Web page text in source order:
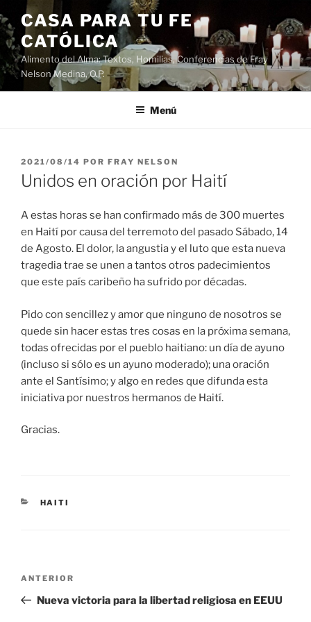
Saltar
al
contenido
CASA PARA TU FE
CATÓLICA
Alimento del Alma: Textos, Homilias, Conferencias de Fray
Nelson Medina, O.P.
Menú
PUBLICADO
EL
2021/08/14 POR FRAY NELSON
Unidos en oración por Haití
A estas horas se han confirmado más de 300 muertes
en Haití por causa del terremoto del pasado Sábado, 14
de Agosto. El dolor, la angustia y el luto que esta nueva
tragedia trae se unen a tantos otros padecimientos
que este país caribeño ha sufrido por décadas.
Pido con sencillez y amor que ninguno de nosotros se
quede sin hacer estas tres cosas en la próxima semana,
todas ofrecidas por el pueblo haitiano: un día de ayuno
(incluso si sólo es un ayuno moderado); una oración
ante el Santísimo; y algo en redes que difunda esta
iniciativa por nuestros hermanos de Haití.
Gracias.
CATEGORÍAS
HAITI
entradas
Entrada
anterior:
ANTERIOR
Nueva victoria para la libertad religiosa en EEUU